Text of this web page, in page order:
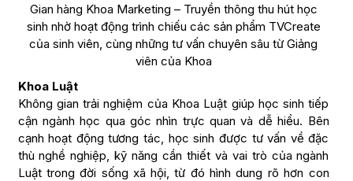
Gian hàng Khoa Marketing – Truyền thông thu hút học
sinh nhờ hoạt động trình chiếu các sản phẩm TVCreate
của sinh viên, cùng những tư vấn chuyên sâu từ Giảng
viên của Khoa
Khoa Luật
Không gian trải nghiệm của Khoa Luật giúp học sinh tiếp
cận ngành học qua góc nhìn trực quan và dễ hiểu. Bên
cạnh hoạt động tương tác, học sinh được tư vấn về đặc
thù nghề nghiệp, kỹ năng cần thiết và vai trò của ngành
Luật trong đời sống xã hội, từ đó hình dung rõ hơn con